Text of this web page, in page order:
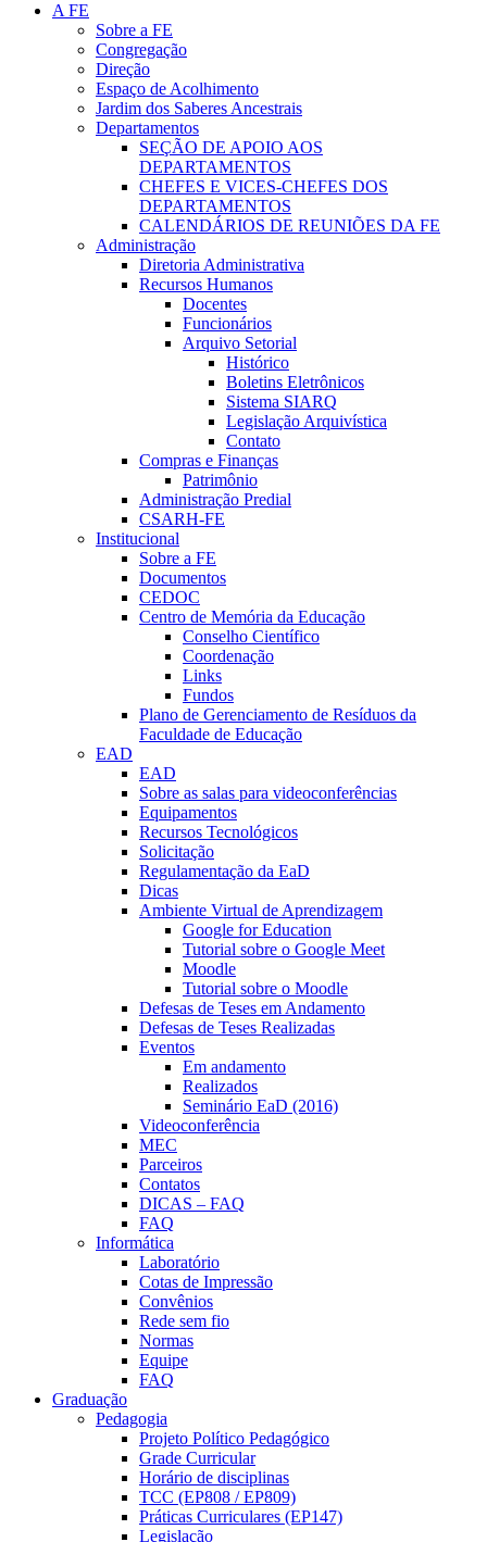
A FE
Sobre a FE
Congregação
Direção
Espaço de Acolhimento
Jardim dos Saberes Ancestrais
Departamentos
SEÇÃO DE APOIO AOS
DEPARTAMENTOS
CHEFES E VICES-CHEFES DOS
DEPARTAMENTOS
CALENDÁRIOS DE REUNIÕES DA FE
Administração
Diretoria Administrativa
Recursos Humanos
Docentes
Funcionários
Arquivo Setorial
Histórico
Boletins Eletrônicos
Sistema SIARQ
Legislação Arquivística
Contato
Compras e Finanças
Patrimônio
Administração Predial
CSARH-FE
Institucional
Sobre a FE
Documentos
CEDOC
Centro de Memória da Educação
Conselho Científico
Coordenação
Links
Fundos
Plano de Gerenciamento de Resíduos da
Faculdade de Educação
EAD
EAD
Sobre as salas para videoconferências
Equipamentos
Recursos Tecnológicos
Solicitação
Regulamentação da EaD
Dicas
Ambiente Virtual de Aprendizagem
Google for Education
Tutorial sobre o Google Meet
Moodle
Tutorial sobre o Moodle
Defesas de Teses em Andamento
Defesas de Teses Realizadas
Eventos
Em andamento
Realizados
Seminário EaD (2016)
Videoconferência
MEC
Parceiros
Contatos
DICAS – FAQ
FAQ
Informática
Laboratório
Cotas de Impressão
Convênios
Rede sem fio
Normas
Equipe
FAQ
Graduação
Pedagogia
Projeto Político Pedagógico
Grade Curricular
Horário de disciplinas
TCC (EP808 / EP809)
Práticas Curriculares (EP147)
Legislação